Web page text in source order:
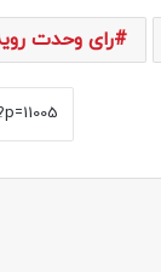
رای وحدت